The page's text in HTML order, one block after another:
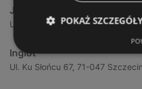
Jawa Drogerie
Ul. Piłsudskiego 12/2, 72-010
Inglot
Ul. Ku Słońcu 67, 71-047 Szczecin
POKAŻ